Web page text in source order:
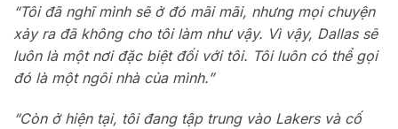
“Tôi đã nghĩ mình sẽ ở đó mãi mãi, nhưng mọi chuyện
xảy ra đã không cho tôi làm như vậy. Vì vậy, Dallas sẽ
luôn là một nơi đặc biệt đối với tôi. Tôi luôn có thể gọi
đó là một ngôi nhà của mình.”
“Còn ở hiện tại, tôi đang tập trung vào Lakers và cố